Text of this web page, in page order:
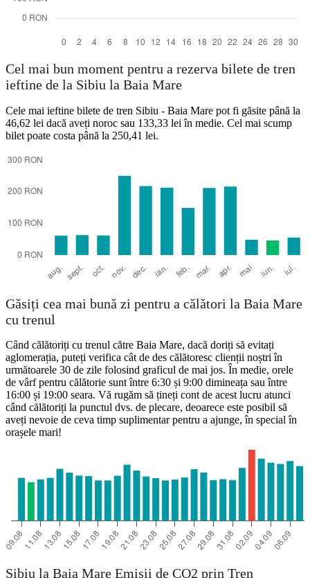
Cel mai bun moment pentru a rezerva bilete de tren
ieftine de la Sibiu la Baia Mare
Cele mai ieftine bilete de tren Sibiu - Baia Mare pot fi găsite până la
46,62 lei dacă aveți noroc sau 133,33 lei în medie. Cel mai scump
bilet poate costa până la 250,41 lei.
Găsiți cea mai bună zi pentru a călători la Baia Mare
cu trenul
Când călătoriți cu trenul către Baia Mare, dacă doriți să evitați
aglomerația, puteți verifica cât de des călătoresc clienții noștri în
următoarele 30 de zile folosind graficul de mai jos. În medie, orele
de vârf pentru călătorie sunt între 6:30 și 9:00 dimineața sau între
16:00 și 19:00 seara. Vă rugăm să țineți cont de acest lucru atunci
când călătoriți la punctul dvs. de plecare, deoarece este posibil să
aveți nevoie de ceva timp suplimentar pentru a ajunge, în special în
orașele mari!
Sibiu la Baia Mare Emisii de CO2 prin Tren